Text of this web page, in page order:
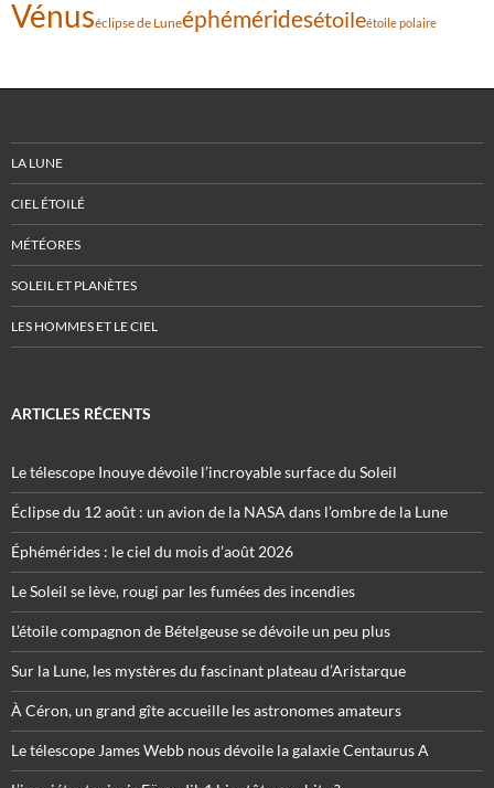
Vénuséclipse de Luneéphéméridesétoileétoile polaire
LA LUNE
CIEL ÉTOILÉ
MÉTÉORES
SOLEIL ET PLANÈTES
LES HOMMES ET LE CIEL
ARTICLES RÉCENTS
Le télescope Inouye dévoile l’incroyable surface du Soleil
Éclipse du 12 août : un avion de la NASA dans l’ombre de la Lune
Éphémérides : le ciel du mois d’août 2026
Le Soleil se lève, rougi par les fumées des incendies
L’étoile compagnon de Bételgeuse se dévoile un peu plus
Sur la Lune, les mystères du fascinant plateau d’Aristarque
À Céron, un grand gîte accueille les astronomes amateurs
Le télescope James Webb nous dévoile la galaxie Centaurus A